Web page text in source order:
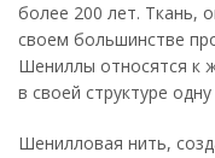
более 200 лет. Ткань,
своем большинстве
Шениллы относятся к
в своей структуре
Шенилловая нить,